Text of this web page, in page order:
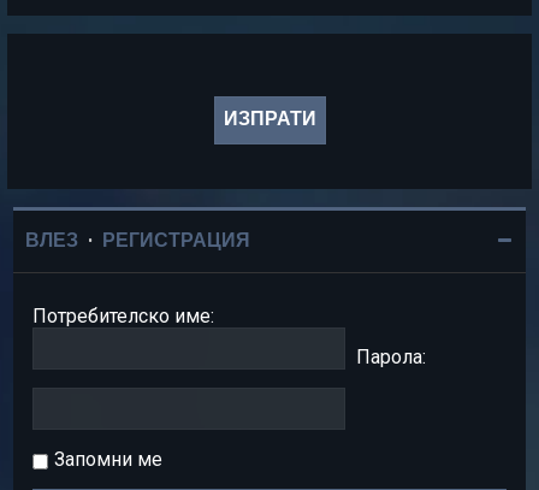
ВЛЕЗ • РЕГИСТРАЦИЯ
Потребителско име:
Парола:
Запомни ме